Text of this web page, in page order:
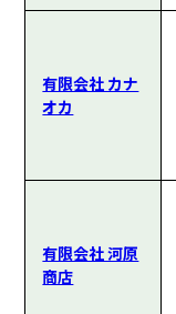
有限会社 カナ
オカ
有限会社 河原
商店